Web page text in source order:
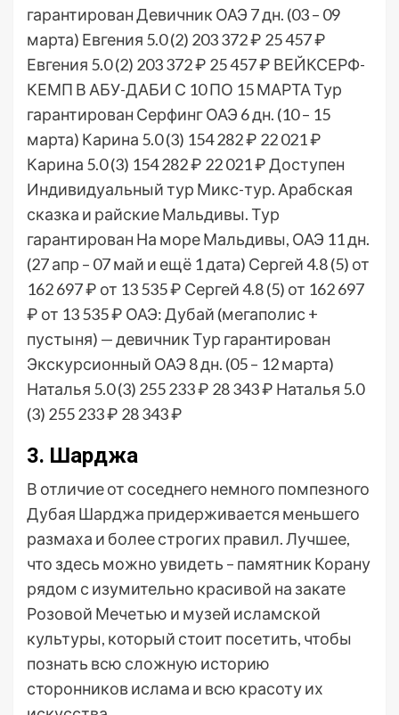
гарантирован Девичник ОАЭ 7 дн. (03 – 09
марта) Евгения 5.0(2) 203 372 ₽ 25 457 ₽
Евгения 5.0(2) 203 372 ₽ 25 457 ₽ ВЕЙКСЕРФ-
КЕМП В АБУ-ДАБИ С 10 ПО 15 МАРТА Тур
гарантирован Серфинг ОАЭ 6 дн. (10 – 15
марта) Карина 5.0(3) 154 282 ₽ 22 021 ₽
Карина 5.0(3) 154 282 ₽ 22 021 ₽Доступен
Индивидуальный тур Микс-тур. Арабская
сказка и райские Мальдивы. Тур
гарантирован На море Мальдивы, ОАЭ 11 дн.
(27 апр – 07 май и ещё 1 дата) Сергей 4.8(5) от
162 697 ₽ от 13 535 ₽ Сергей 4.8(5) от 162 697
₽ от 13 535 ₽ ОАЭ: Дубай (мегаполис +
пустыня) — девичник Тур гарантирован
Экскурсионный ОАЭ 8 дн. (05 – 12 марта)
Наталья 5.0(3) 255 233 ₽ 28 343 ₽ Наталья 5.0
(3) 255 233 ₽ 28 343 ₽
3. Шарджа
В отличие от соседнего немного помпезного
Дубая Шарджа придерживается меньшего
размаха и более строгих правил. Лучшее,
что здесь можно увидеть – памятник Корану
рядом с изумительно красивой на закате
Розовой Мечетью и музей исламской
культуры, который стоит посетить, чтобы
познать всю сложную историю
сторонников ислама и всю красоту их